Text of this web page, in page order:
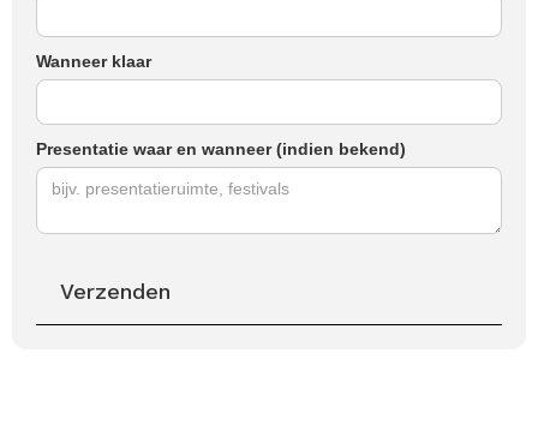
Wanneer klaar
Presentatie waar en wanneer (indien bekend)